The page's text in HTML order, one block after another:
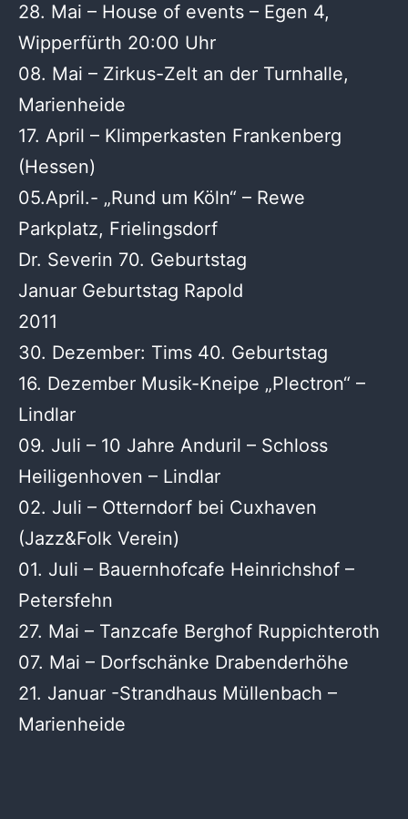
28. Mai – House of events – Egen 4,
Wipperfürth 20:00 Uhr
08. Mai – Zirkus-Zelt an der Turnhalle,
Marienheide
17. April – Klimperkasten Frankenberg
(Hessen)
05.April.- „Rund um Köln“ – Rewe
Parkplatz, Frielingsdorf
Dr. Severin 70. Geburtstag
Januar Geburtstag Rapold
2011
30. Dezember: Tims 40. Geburtstag
16. Dezember Musik-Kneipe „Plectron“ –
Lindlar
09. Juli – 10 Jahre Anduril – Schloss
Heiligenhoven – Lindlar
02. Juli – Otterndorf bei Cuxhaven
(Jazz&Folk Verein)
01. Juli – Bauernhofcafe Heinrichshof –
Petersfehn
27. Mai – Tanzcafe Berghof Ruppichteroth
07. Mai – Dorfschänke Drabenderhöhe
21. Januar -Strandhaus Müllenbach –
Marienheide